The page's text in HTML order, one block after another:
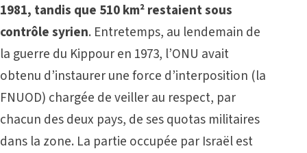
1981, tandis que 510 km² restaient sous
contrôle syrien. Entretemps, au lendemain de
la guerre du Kippour en 1973, l’ONU avait
obtenu d’instaurer une force d’interposition (la
FNUOD) chargée de veiller au respect, par
chacun des deux pays, de ses quotas militaires
dans la zone. La partie occupée par Israël est